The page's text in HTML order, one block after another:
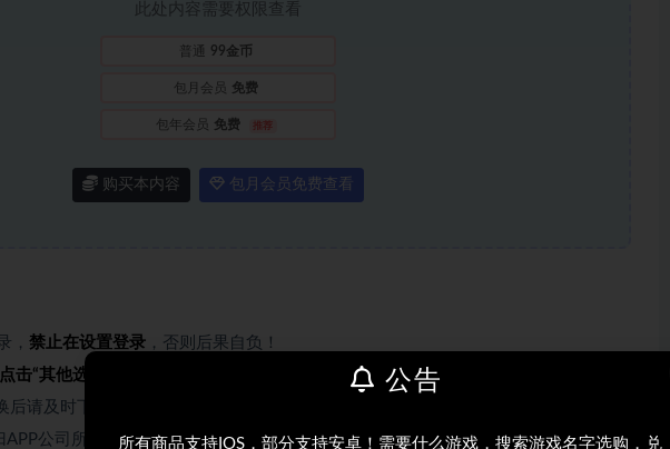
此处内容需要权限查看
普通 99金币
包月会员 免费
包年会员 免费 推荐
购买本内容 包月会员免费查看
， 禁止在设置登录 ，否则后果自负！
击“其他选项-不升级”
后请及时下载，过期不候~
APP公司所有。
公告
所有商品支持IOS，部分支持安卓！需要什么游戏，搜索游戏名字选购，兑